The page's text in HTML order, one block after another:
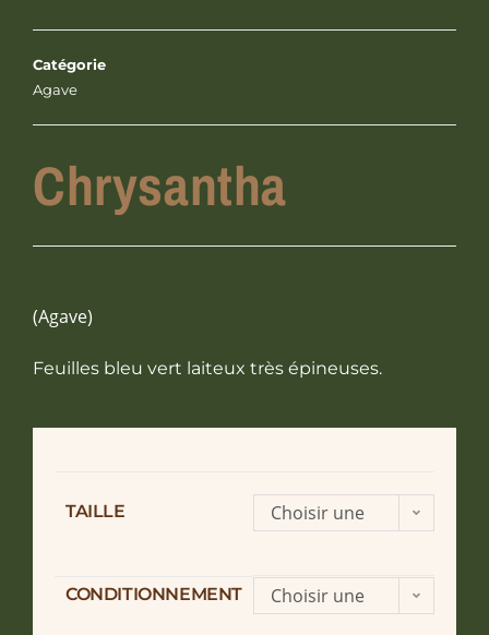
Catégorie
Agave
Chrysantha
(Agave)
Feuilles bleu vert laiteux très épineuses.
TAILLE
Choisir une
CONDITIONNEMENT
Choisir une